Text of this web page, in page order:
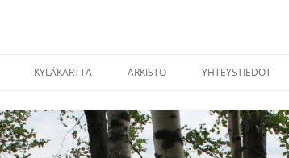
KYLÄKARTTA ARKISTO
LOGO
YHTEYSTIEDOT